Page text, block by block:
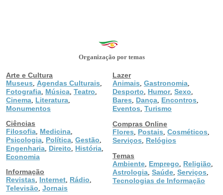
Organização por temas
Arte e Cultura
Museus
Agendas Culturais
Fotografia Música Teatro
Cinema Literatura
Monumentos
Ciências
Filosofia Medicina
Psicologia Política Gestão
Engenharia Direito História
Economia
Informação
Revistas
Internet Rádio
Televisão Jornais
Lazer
Animais Gastronomia
Desporto Humor, Sexo
Bares Dança Encontros
Eventos Turismo
Compras Online
Flores
Postais Cosméticos
Serviços
Relógios
Temas
Ambiente Emprego Religião
Astrologia Saúde Serviços
Tecnologias de Informação